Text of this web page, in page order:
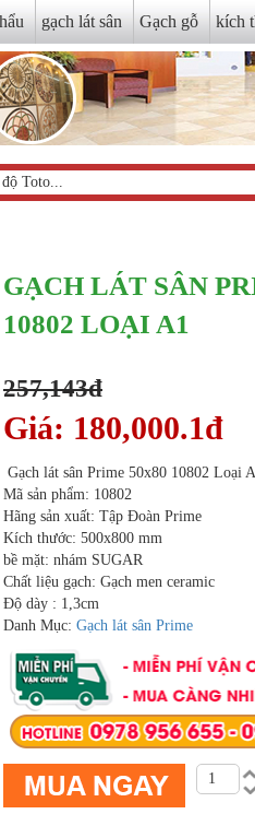
gạch lát sân Gạch gỗ kích
GẠCH LÁT SÂN
10802 LOẠI A1
257,143đ
Giá: 180,000.1đ
Gạch lát sân Prime 50x80 10802 Loại
Mã sản phẩm: 10802
Hãng sản xuất: Tập Đoàn Prime
Kích thước: 500x800 mm
bề mặt: nhám SUGAR
Chất liệu gạch: Gạch men ceramic
Độ dày : 1,3cm
Danh Mục: Gạch lát sân Prime